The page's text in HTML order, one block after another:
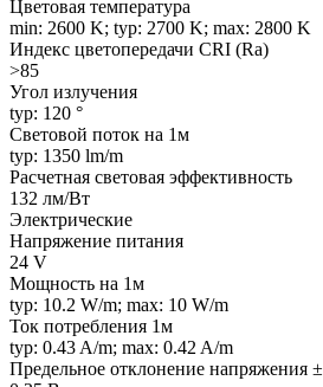
Цветовая температура
min: 2600 K; typ: 2700 K; max: 2800 K
Индекс цветопередачи CRI (Ra)
>85
Угол излучения
typ: 120 °
Световой поток на 1м
typ: 1350 lm/m
Расчетная световая эффективность
132 лм/Вт
Электрические
Напряжение питания
24 V
Мощность на 1м
typ: 10.2 W/m; max: 10 W/m
Ток потребления 1м
typ: 0.43 A/m; max: 0.42 A/m
Предельное отклонение напряжения ±